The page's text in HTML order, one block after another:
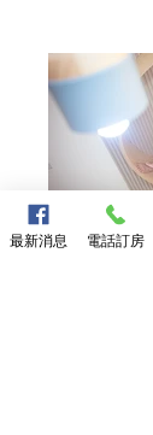
最新消息 電話訂房